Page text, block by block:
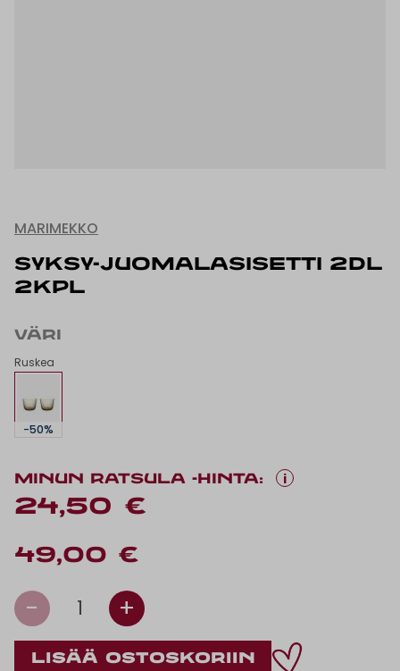
MARIMEKKO
SYKSY-JUOMALASISETTI 2DL
2KPL
VÄRI
Ruskea
-50%
MINUN RATSULA -HINTA: i
24,50 €
49,00 €
- 1 +